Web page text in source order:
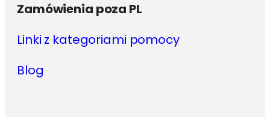
Zamówienia poza PL
Linki z kategoriami pomocy
Blog